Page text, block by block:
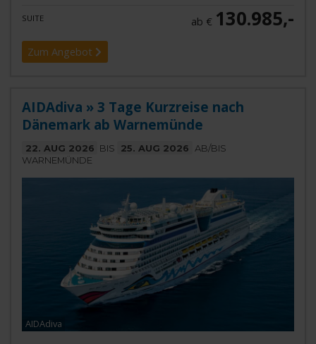
SUITE ab € 130.985,-
Zum Angebot
AIDAdiva » 3 Tage Kurzreise nach
Dänemark ab Warnemünde
22. AUG 2026 BIS 25. AUG 2026
AB/BIS
WARNEMÜNDE
AIDAdiva